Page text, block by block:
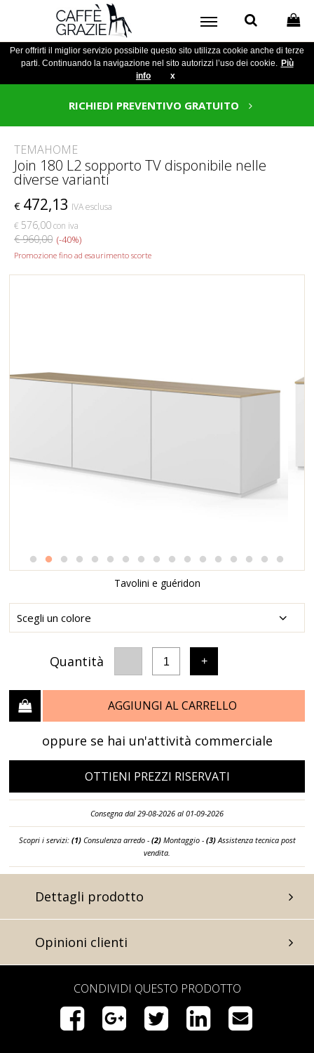
Per offrirti il miglior servizio possibile questo sito utilizza cookie anche di terze
parti. Continuando la navigazione nel sito autorizzi l’uso dei cookie. Più
info
x
RICHIEDI PREVENTIVO GRATUITO
TEMAHOME
Join 180 L2 sopporto TV disponibile nelle
diverse varianti
€ 472,13 IVA esclusa
€ 576,00con iva
€ 960,00 (-40%)
Promozione fino ad esaurimento scorte
Tavolini e guéridon
Quantità 1 +
AGGIUNGI AL CARRELLO
oppure se hai un'attività commerciale
OTTIENI PREZZI RISERVATI
Consegna dal 29-08-2026 al 01-09-2026
Scopri i servizi: (1)Consulenza arredo - (2)Montaggio - (3)Assistenza tecnica post
vendita.
Dettagli prodotto
Opinioni clienti
CONDIVIDI QUESTO PRODOTTO